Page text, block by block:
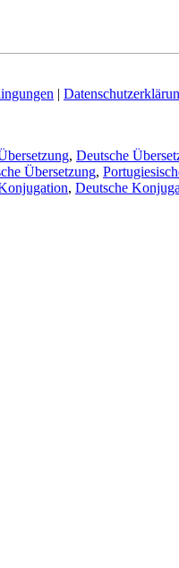
|
, Deutsche
Übersetzung,
, Deutsche